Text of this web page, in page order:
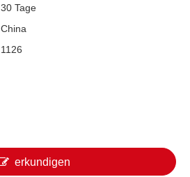
30 Tage
China
1126
erkundigen